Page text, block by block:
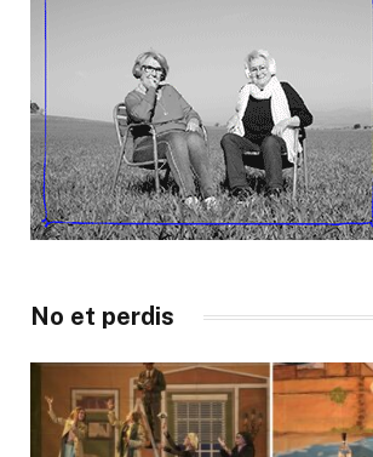
No et perdis